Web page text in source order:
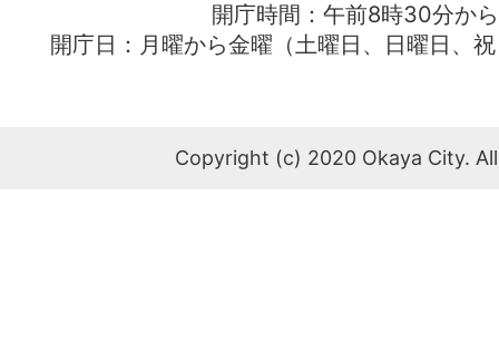
開庁時間：午前8時30分か
開庁日：月曜から金曜（土曜日、日曜日、
Copyright (c) 2020 Okaya City.